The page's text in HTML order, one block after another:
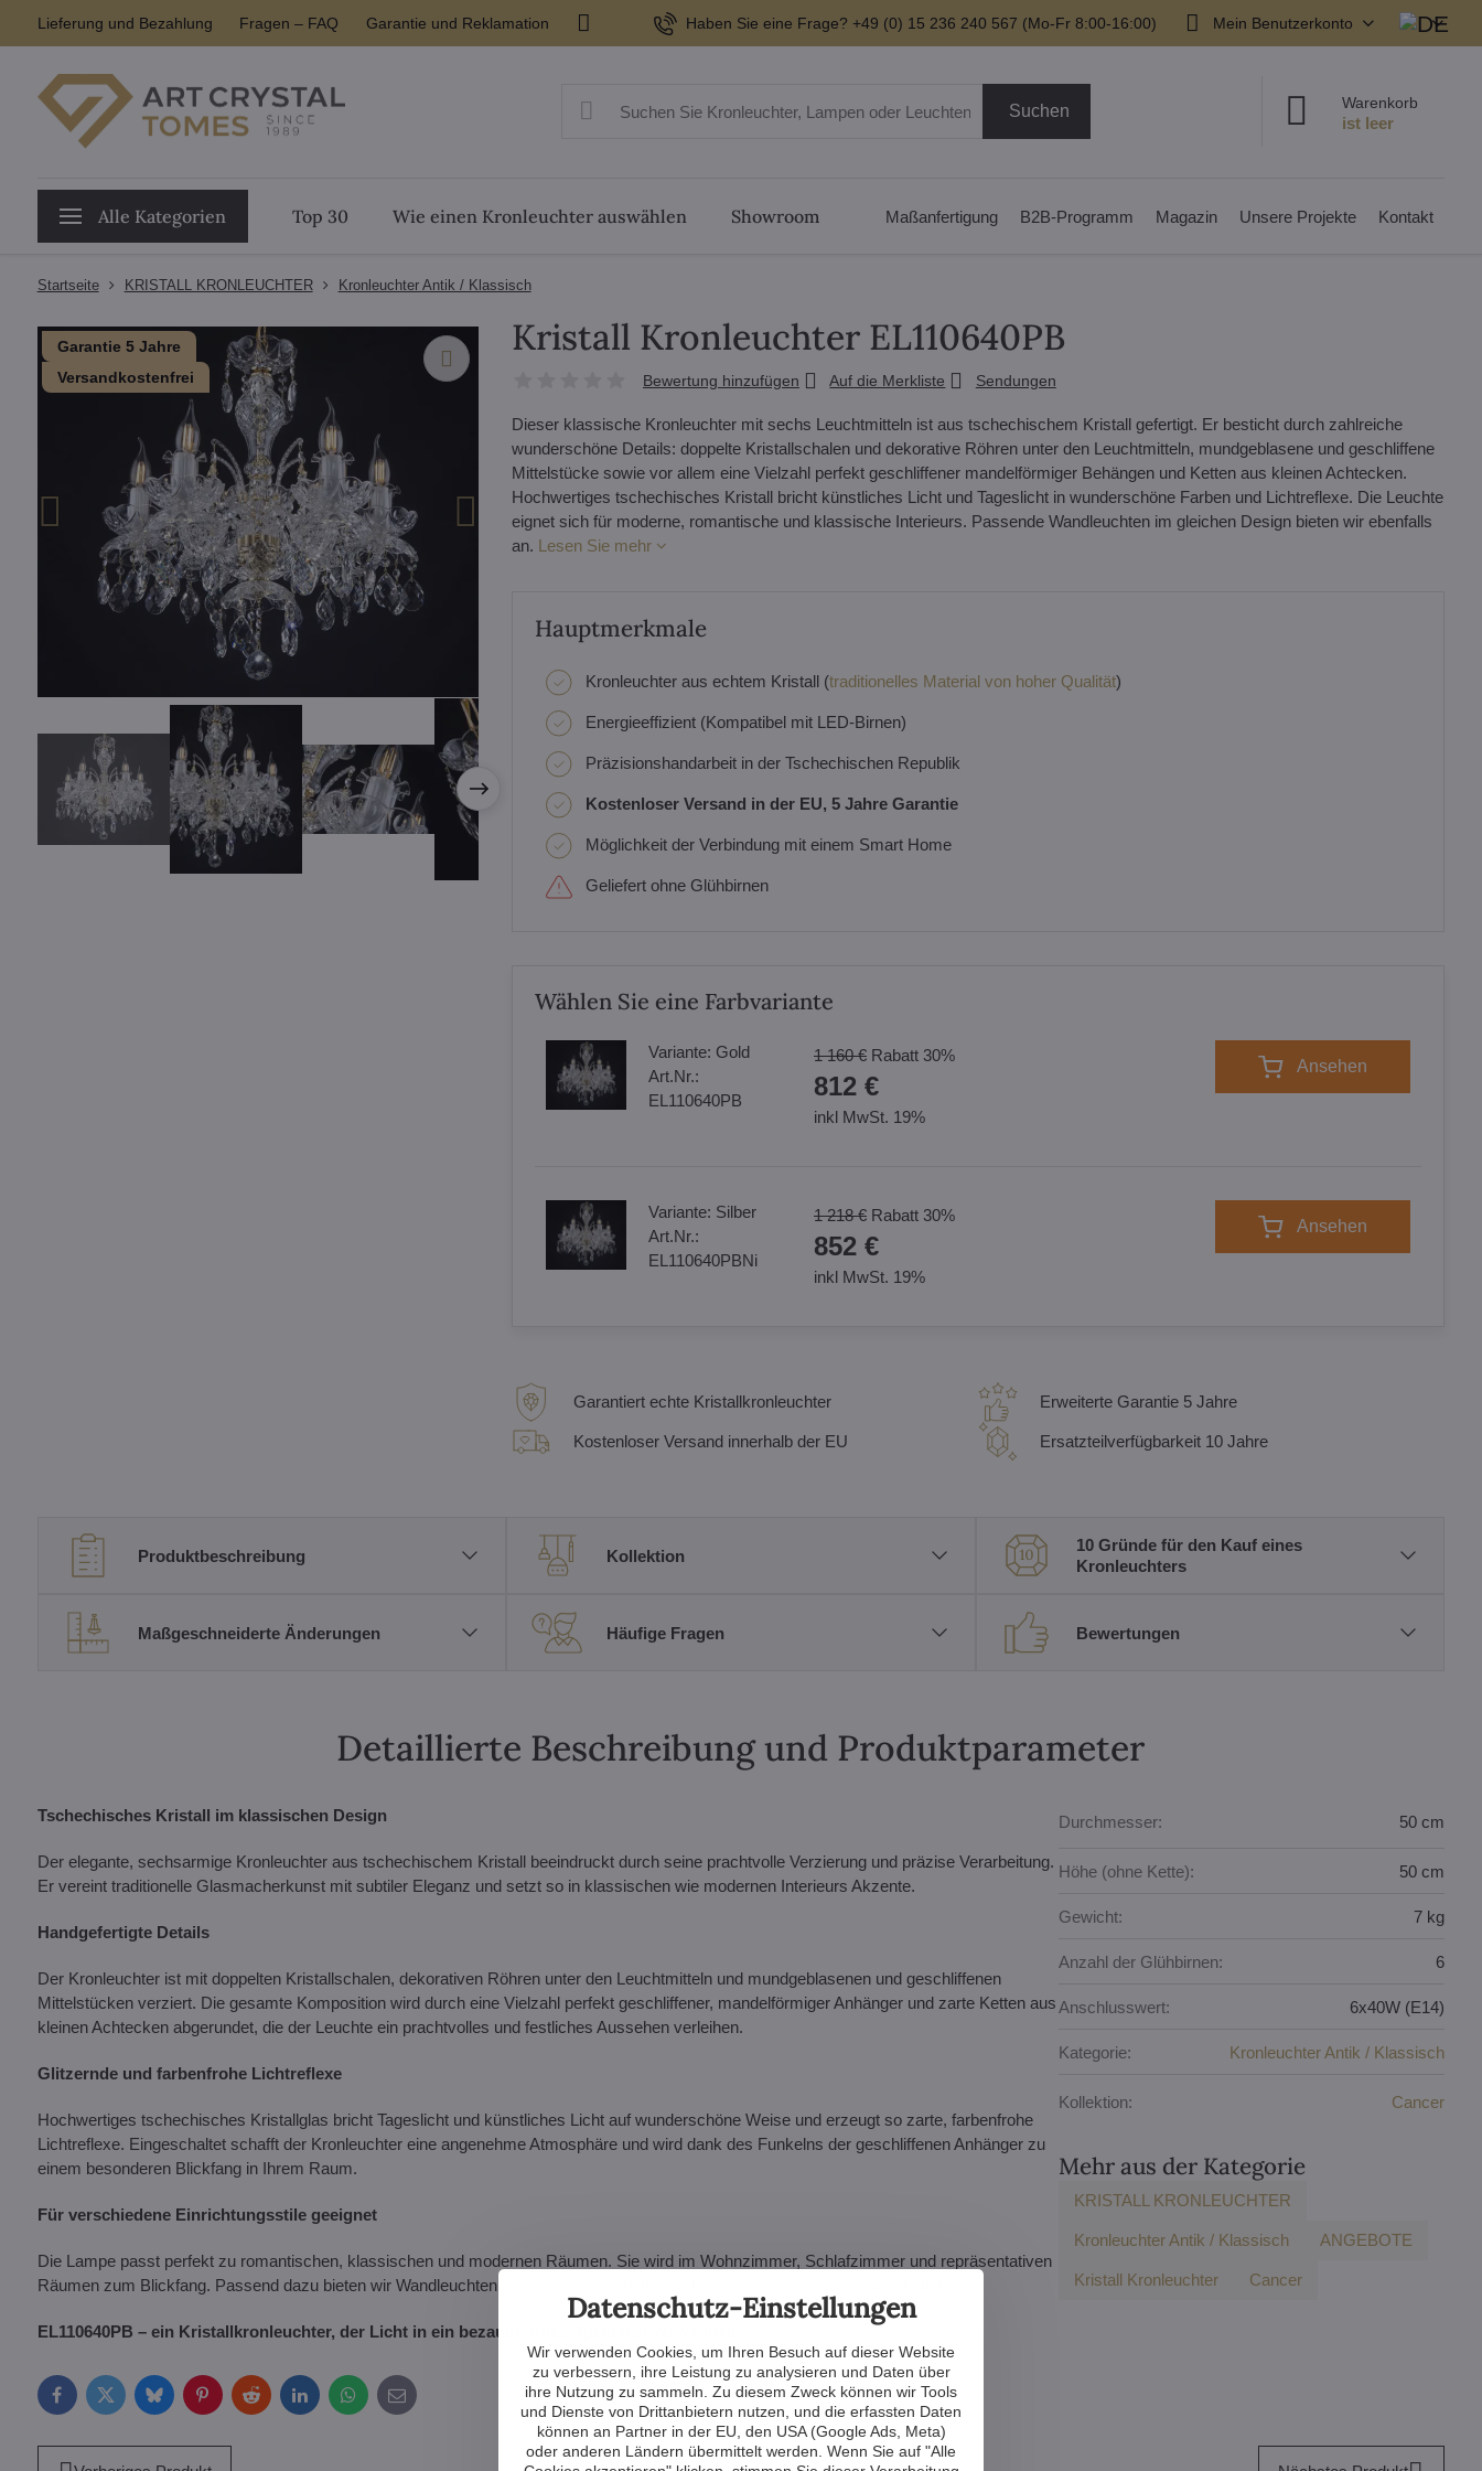
Lieferung und Bezahlung Fragen – FAQ Garantie und Reklamation Haben Sie eine Frage? +49 (0) 15 236 240 567 (Mo-Fr 8:00-16:00) Mein Benutzerkonto
Suchen Warenkorb
Alle Kategorien Top 30 Wie einen Kronleuchter auswählen Showroom Maßanfertigung B2B-Programm Magazin Unsere Projekte Kontakt
Startseite KRISTALL KRONLEUCHTER Kronleuchter Antik / Klassisch
Garantie 5 Jahre
Versandkostenfrei
Kristall Kronleuchter EL110640PB
Bewertung hinzufügen Auf die Merkliste Sendungen
Dieser klassische Kronleuchter mit sechs Leuchtmitteln ist aus tschechischem Kristall gefertigt. Er besticht durch zahlreiche
wunderschöne Details: doppelte Kristallschalen und dekorative Röhren unter den Leuchtmitteln, mundgeblasene und geschliffene
Mittelstücke sowie vor allem eine Vielzahl perfekt geschliffener mandelförmiger Behängen und Ketten aus kleinen Achtecken.
Hochwertiges tschechisches Kristall bricht künstliches Licht und Tageslicht in wunderschöne Farben und Lichtreflexe. Die Leuchte
eignet sich für moderne, romantische und klassische Interieurs. Passende Wandleuchten im gleichen Design bieten wir ebenfalls
an. Lesen Sie mehr
Hauptmerkmale
Kronleuchter aus echtem Kristall (traditionelles Material von hoher Qualität)
Energieeffizient (Kompatibel mit LED-Birnen)
Präzisionshandarbeit in der Tschechischen Republik
Kostenloser Versand in der EU, 5 Jahre Garantie
Möglichkeit der Verbindung mit einem Smart Home
Geliefert ohne Glühbirnen
Wählen Sie eine Farbvariante
Variante: Gold
Art.Nr.:
EL110640PB
1 160 € Rabatt 30%
812 €
inkl MwSt. 19%
Ansehen
Variante: Silber
Art.Nr.:
EL110640PBNi
1 218 € Rabatt 30%
852 €
inkl MwSt. 19%
Ansehen
Garantiert echte Kristallkronleuchter
Kostenloser Versand innerhalb der EU
Erweiterte Garantie 5 Jahre
Ersatzteilverfügbarkeit 10 Jahre
Produktbeschreibung Kollektion
10 Gründe für den Kauf eines
Kronleuchters
Maßgeschneiderte Änderungen Häufige Fragen Bewertungen
Detaillierte Beschreibung und Produktparameter
Tschechisches Kristall im klassischen Design
Der elegante, sechsarmige Kronleuchter aus tschechischem Kristall beeindruckt durch seine prachtvolle Verzierung und präzise Verarbeitung.
Er vereint traditionelle Glasmacherkunst mit subtiler Eleganz und setzt so in klassischen wie modernen Interieurs Akzente.
Handgefertigte Details
Der Kronleuchter ist mit doppelten Kristallschalen, dekorativen Röhren unter den Leuchtmitteln und mundgeblasenen und geschliffenen
Mittelstücken verziert. Die gesamte Komposition wird durch eine Vielzahl perfekt geschliffener, mandelförmiger Anhänger und zarte Ketten aus
kleinen Achtecken abgerundet, die der Leuchte ein prachtvolles und festliches Aussehen verleihen.
Glitzernde und farbenfrohe Lichtreflexe
Hochwertiges tschechisches Kristallglas bricht Tageslicht und künstliches Licht auf wunderschöne Weise und erzeugt so zarte, farbenfrohe
Lichtreflexe. Eingeschaltet schafft der Kronleuchter eine angenehme Atmosphäre und wird dank des Funkelns der geschliffenen Anhänger zu
einem besonderen Blickfang in Ihrem Raum.
Für verschiedene Einrichtungsstile geeignet
Die Lampe passt perfekt zu romantischen, klassischen und modernen Räumen. Sie wird im Wohnzimmer, Schlafzimmer und repräsentativen
Räumen zum Blickfang. Passend dazu bieten wir Wandleuchten im gleichen Stil an, die ein harmonisches Gesamtbild schaffen.
EL110640PB – ein Kristallkronleuchter, der Licht in ein bezauberndes Spektakel verwandelt.
FacebookTwitterBlueskyPinterestRedditLinkedInWhatsApp
E-
mail
Durchmesser: 50 cm
Höhe (ohne Kette): 50 cm
Gewicht: 7 kg
Anzahl der Glühbirnen: 6
Anschlusswert: 6x40W (E14)
Kategorie: Kronleuchter Antik / Klassisch
Kollektion: Cancer
Mehr aus der Kategorie
KRISTALL KRONLEUCHTER
Kronleuchter Antik / Klassisch ANGEBOTE
Kristall Kronleuchter Cancer
Datenschutz-Einstellungen
Wir verwenden Cookies, um Ihren Besuch auf dieser Website
zu verbessern, ihre Leistung zu analysieren und Daten über
ihre Nutzung zu sammeln. Zu diesem Zweck können wir Tools
und Dienste von Drittanbietern nutzen, und die erfassten Daten
können an Partner in der EU, den USA (Google Ads, Meta)
oder anderen Ländern übermittelt werden. Wenn Sie auf "Alle